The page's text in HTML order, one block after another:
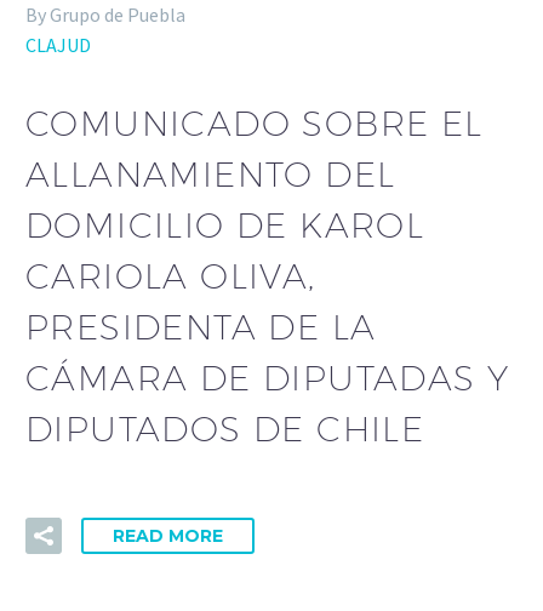
By Grupo de Puebla
CLAJUD
COMUNICADO SOBRE EL
ALLANAMIENTO DEL
DOMICILIO DE KAROL
CARIOLA OLIVA,
PRESIDENTA DE LA
CÁMARA DE DIPUTADAS Y
DIPUTADOS DE CHILE
READ MORE